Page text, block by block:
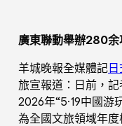
廣東聯動舉辦280余
羊城晚報全媒體記
旅宣報道：日前，
2026年“5·19中國游
為全國文旅領域年度